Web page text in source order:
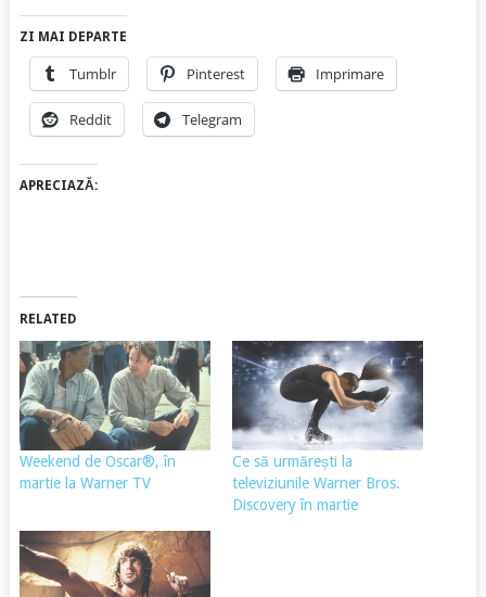
ZI MAI DEPARTE
Tumblr Pinterest Imprimare
Reddit Telegram
APRECIAZĂ:
RELATED
Weekend de Oscar®, în
martie la Warner TV
Ce să urmărești la
televiziunile Warner Bros.
Discovery în martie